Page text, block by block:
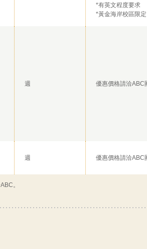
*有英文程度要求
*黃金海岸校區限定
週 優惠價格請洽ABC
週 優惠價格請洽ABC
。